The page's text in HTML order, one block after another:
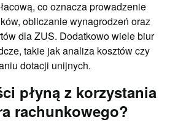
co oznacza prowadzenie
obliczanie wynagrodzeń oraz
dla ZUS. Dodatkowo wiele biur
takie jak analiza kosztów czy
dotacji unijnych.
płyną z korzystania
rachunkowego?